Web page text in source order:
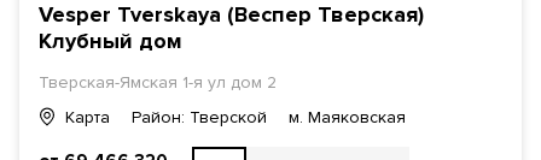
Vesper Tverskaya (Веспер Тверская)
Клубный дом
Тверская-Ямская 1-я ул дом 2
Карта
Район: Тверской м. Маяковская